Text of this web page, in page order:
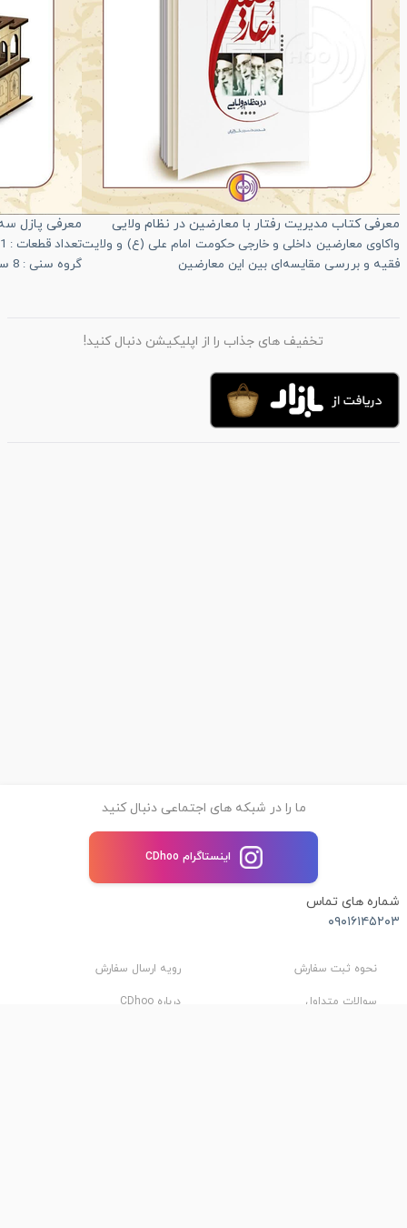
معرفی کتاب مدیریت رفتار با معارضین در نظام ولایی
واکاوی معارضین داخلی و خارجی حکومت امام علی (ع) و ولایت
فقیه و بررسی مقایسه‌ای بین این معارضین
معرفی پازل
تعداد قطعات : 111 قطعه
گروه سنی : 8 سال به بالا
تخفیف های جذاب را از اپلیکیشن دنبال کنید!
ما را در شبکه های اجتماعی دنبال کنید
اینستاگرام CDhoo
شماره های تماس
۰۹۰۱۶۱۴۵۲۰۳
نحوه ثبت سفارش رویه ارسال سفارش
سوالات متداول درباره CDhoo